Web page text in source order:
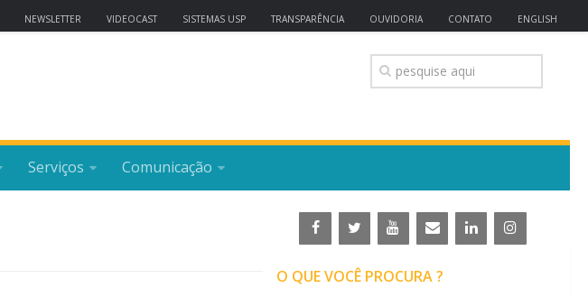
NEWSLETTER VIDEOCAST SISTEMAS USP TRANSPARÊNCIA OUVIDORIA CONTATO ENGLISH
Serviços Comunicação
O QUE VOCÊ PROCURA ?